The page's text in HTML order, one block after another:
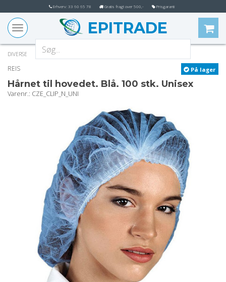
Erhverv: 33 60 65 78 Gratis fragt over 500,- Prisgaranti
Toggle
navigation
EPITRADE
DIVERSE
På lager
REIS
Hårnet til hovedet. Blå. 100 stk. Unisex
varenr.: CZE_CLIP_N_UNI